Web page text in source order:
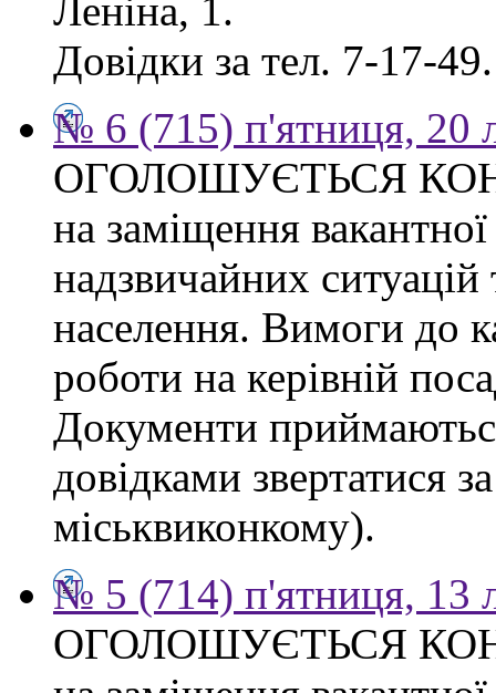
Леніна, 1.
Довідки за тел. 7-17-49.
№ 6 (715) п'ятниця, 20
ОГОЛОШУЄТЬСЯ
на заміщення
надзвичайних ситуацій
населення. Вимоги до
роботи на керівній
Документи
довідками звертатися
міськвиконкому).
№ 5 (714) п'ятниця, 13
ОГОЛОШУЄТЬСЯ